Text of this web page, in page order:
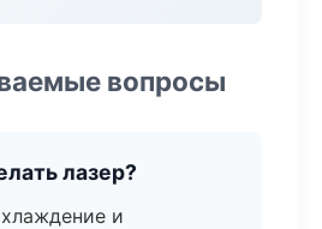
вопросы
лазер?
и